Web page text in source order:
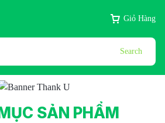
Giỏ Hàng
Search
SẢN PHẨM